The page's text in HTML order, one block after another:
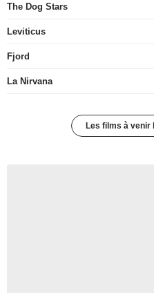
The Dog Stars
Leviticus
Fjord
La Nirvana
Les films à venir